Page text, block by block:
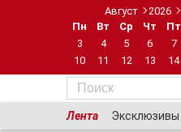
Август
2026
Пн
Вт Ср Чт Пт
3
4 5 6 7
10
11 12 13 14
Лента Эксклюзивы